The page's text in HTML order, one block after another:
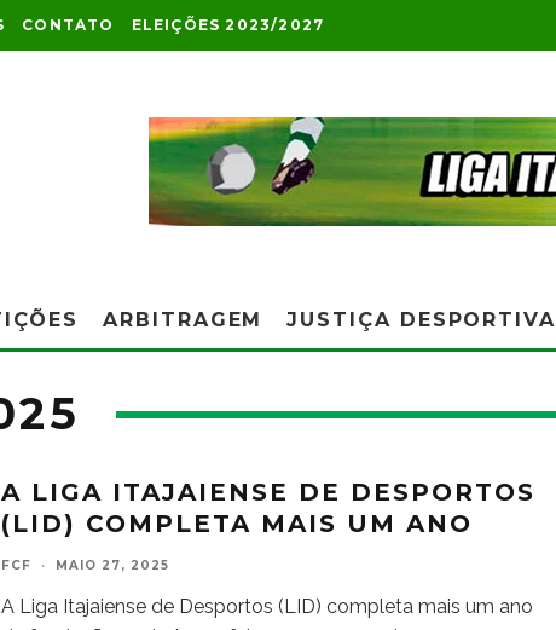
CONTATO ELEIÇÕES 2023/2027
ARBITRAGEM JUSTIÇA DESPORTIVA
A LIGA ITAJAIENSE DE DESPORTOS
(LID) COMPLETA MAIS UM ANO
FCF · MAIO 27, 2025
A Liga Itajaiense de Desportos (LID) completa mais um ano